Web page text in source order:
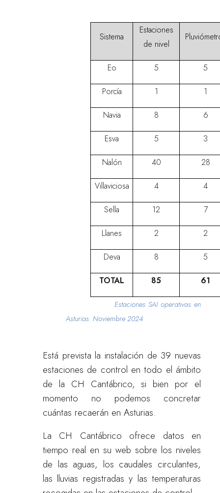
Sistema
Estaciones
de nivel
Eo 5 5
Porcía 1 1
Navia 8 6
Esva 5 3
Nalón 40 28
Villaviciosa 4 4
Sella 12 7
Llanes 2 2
Deva 8 5
TOTAL 85 61
Estaciones SAI operativas en
Asturias. Noviembre 2024
Está prevista la instalación de 39 nuevas
estaciones de control en todo el ámbito
de la CH Cantábrico, si bien por el
momento no podemos concretar
cuántas recaerán en Asturias.
La CH Cantábrico ofrece datos en
tiempo real en su web sobre los niveles
de las aguas, los caudales circulantes,
las lluvias registradas y las temperaturas